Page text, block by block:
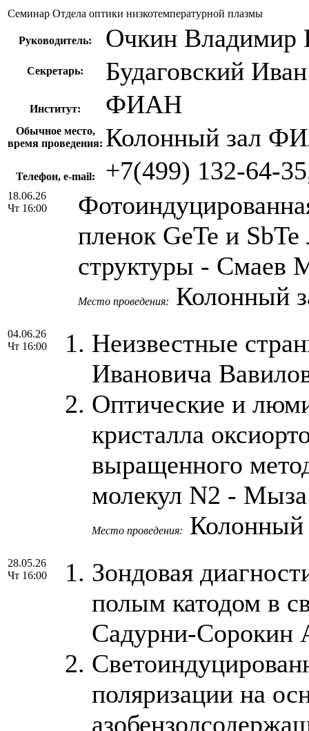
Семинар Отдела оптики низкотемпературной плазмы
Руководитель: Очкин Владимир
Секретарь: Будаговский
Институт: ФИАН
Обычное место,
время проведения: Колонный зал
Телефон, e-mail: +7(499) 132-64-
18.06.26
Чт 16:00
пленок GeTe и
структуры - Смаев
Место проведения: Колонный
04.06.26
Чт 16:00
Неизвестные
Ивановича
Оптические и
кристалла
выращенного
молекул N2 -
Место проведения:
28.05.26
Чт 16:00
Зондовая
полым катодом в
Садурни-Сорокин
поляризации на